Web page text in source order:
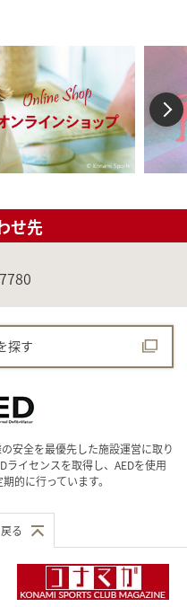
Next
せ先
探す
安全を最優先した施設運営に取り
ライセンスを取得し、AEDを使用
的に行っています。
る